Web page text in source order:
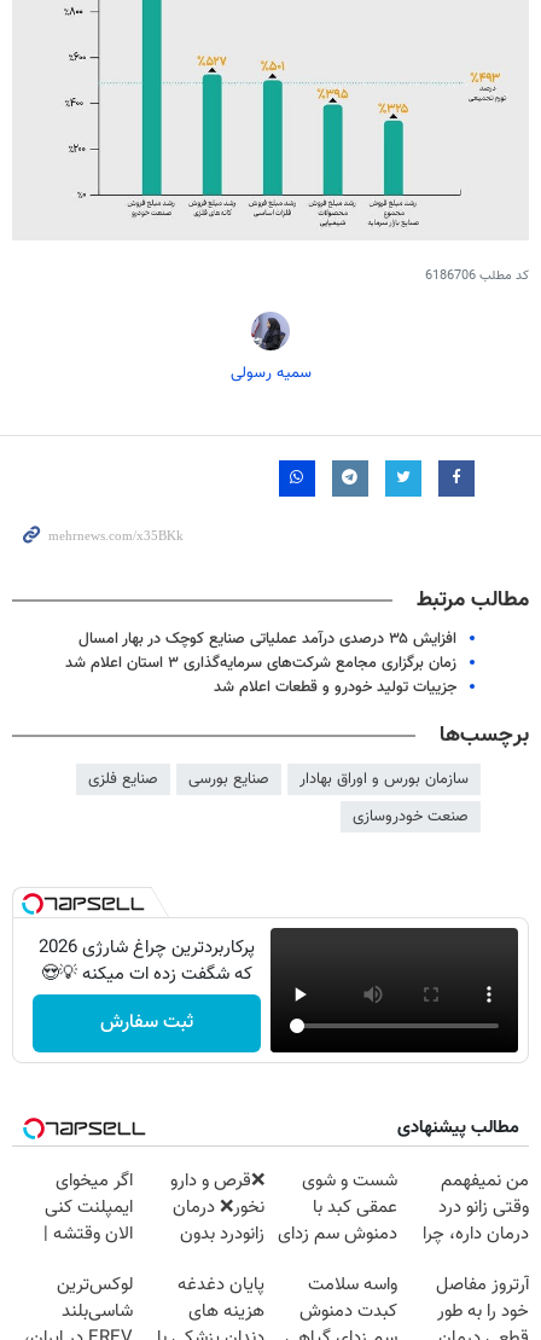
کد مطلب6186706
سمیه رسولی
مطالب مرتبط
افزایش ۳۵ درصدی درآمد عملیاتی صنایع کوچک در بهار امسال
زمان برگزاری مجامع شرکت‌های سرمایه‌گذاری ۳ استان‌ اعلام شد
جزییات تولید خودرو و قطعات اعلام شد
برچسب‌ها
سازمان بورس و اوراق بهادار صنایع بورسی
صنایع فلزی
صنعت خودروسازی
پرکاربردترین چراغ شارژی 2026
که شگفت زده ات میکنه 💡😍
ثبت سفارش
مطالب پیشنهادی
من نمیفهمم
وقتی زانو درد
درمان داره، چرا
تحمل میکنی؟❗
شست و شوی
عمقی کبد با
دمنوش سم زدای
❌قرص‌ و دارو
نخور❌ درمان
زانودرد بدون
اگر میخوای
ایمپلنت کنی
الان وقتشه |
میلیون تومان!!!
آرتروز مفاصل
خود را به طور
واسه سلامت
کبدت دمنوش
پایان دغدغه
هزینه های
لوکس‌ترین
شاسی‌بلند